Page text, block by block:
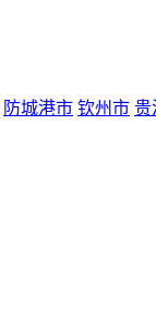
防城港市 钦州市 贵